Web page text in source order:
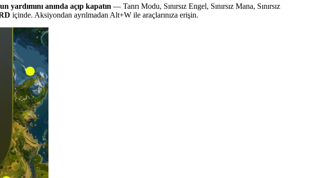
yardımını anında açıp kapatın — Tanrı Modu, Sınırsız Engel, Sınırsız Mana, Sınırsız
içinde. Aksiyondan ayrılmadan Alt+W ile araçlarınıza erişin.